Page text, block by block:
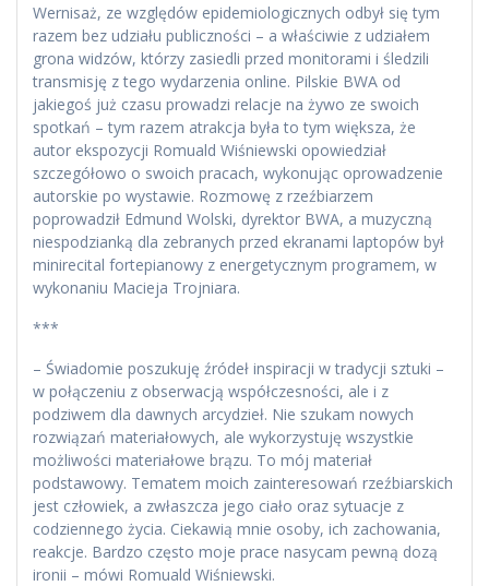
Wernisaż, ze względów epidemiologicznych odbył się tym
razem bez udziału publiczności – a właściwie z udziałem
grona widzów, którzy zasiedli przed monitorami i śledzili
transmisję z tego wydarzenia online. Pilskie BWA od
jakiegoś już czasu prowadzi relacje na żywo ze swoich
spotkań – tym razem atrakcja była to tym większa, że
autor ekspozycji Romuald Wiśniewski opowiedział
szczegółowo o swoich pracach, wykonując oprowadzenie
autorskie po wystawie. Rozmowę z rzeźbiarzem
poprowadził Edmund Wolski, dyrektor BWA, a muzyczną
niespodzianką dla zebranych przed ekranami laptopów był
minirecital fortepianowy z energetycznym programem, w
wykonaniu Macieja Trojniara.
***
– Świadomie poszukuję źródeł inspiracji w tradycji sztuki –
w połączeniu z obserwacją współczesności, ale i z
podziwem dla dawnych arcydzieł. Nie szukam nowych
rozwiązań materiałowych, ale wykorzystuję wszystkie
możliwości materiałowe brązu. To mój materiał
podstawowy. Tematem moich zainteresowań rzeźbiarskich
jest człowiek, a zwłaszcza jego ciało oraz sytuacje z
codziennego życia. Ciekawią mnie osoby, ich zachowania,
reakcje. Bardzo często moje prace nasycam pewną dozą
ironii – mówi Romuald Wiśniewski.